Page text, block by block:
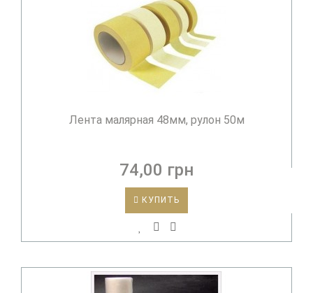
Лента малярная 48мм, рулон 50м
74,00 грн
КУПИТЬ